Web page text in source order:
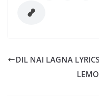
DIL NAI LAGNA